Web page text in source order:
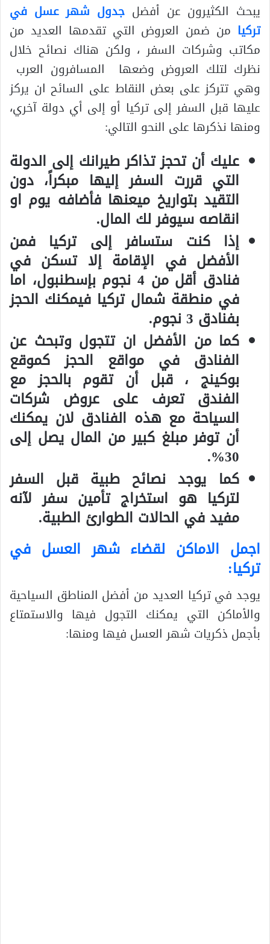
يبحث الكثيرون عن أفضل جدول شهر عسل في
تركيا من ضمن العروض التي تقدمها العديد من
مكاتب وشركات السفر ، ولكن هناك نصائح خلال
نظرك لتلك العروض وضعها المسافرون العرب
وهي تتركز على بعض النقاط على السائح ان يركز
عليها قبل السفر إلى تركيا أو إلى أي دولة آخري،
ومنها نذكرها على النحو التالي:
عليك أن تحجز تذاكر طيرانك إلى الدولة
التي قررت السفر إليها مبكراً، دون
التقيد بتواريخ ميعنها فأضافه يوم او
انقاصه سيوفر لك المال.
إذا كنت ستسافر إلى تركيا فمن
الأفضل في الإقامة إلا تسكن في
فنادق أقل من نجوم بإسطنبول، اما
في منطقة شمال تركيا فيمكنك الحجز
بفنادق 3 نجوم.
كما من الأفضل ان تتجول وتبحث عن
الفنادق في مواقع الحجز كموقع
بوكينج ، قبل أن تقوم بالحجز مع
الفندق تعرف على عروض شركات
السياحة مع هذه الفنادق لان يمكنك
أن توفر مبلغ كبير من المال يصل إلى
30%
.
كما يوجد نصائح طبية قبل السفر
لتركيا هو استخراج تأمين سفر لآنه
مفيد في الحالات الطوارئ الطبية.
اجمل الاماكن لقضاء شهر العسل في
تركيا:
يوجد في تركيا العديد من أفضل المناطق السياحية
والأماكن التي يمكنك التجول فيها والاستمتاع
بأجمل ذكريات شهر العسل فيها ومنها: